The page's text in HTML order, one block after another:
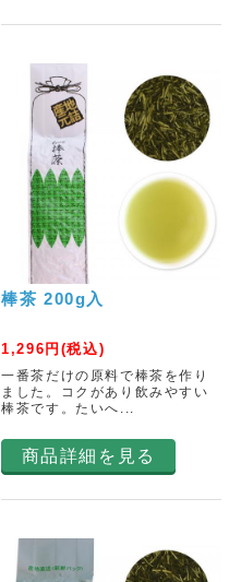
棒茶 200g入
1,296円(税込)
一番茶だけの原料で棒茶を作り
ました。コクがあり飲みやすい
棒茶です。たいへ...
商品詳細を見る